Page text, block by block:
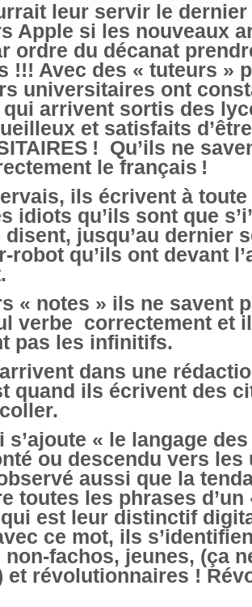
leur servir le dernier
Apple si les nouveaux
ordre du décanat
!!! Avec des « tuteurs »
universitaires ont
qui arrivent sortis des
et satisfaits d’être
!
Qu’ils ne
le français !
ils écrivent à
idiots qu’ils sont que
jusqu’au dernier
robot qu’ils ont devant
« notes » ils ne savent
verbe correctement et
pas les infinitifs.
dans une
quand ils écrivent des
s’ajoute « le langage
ou descendu vers les
aussi que la
toutes les phrases d’un
qui est leur distinctif
ce mot, ils
non-fachos, jeunes, (ça
et révolutionnaires !